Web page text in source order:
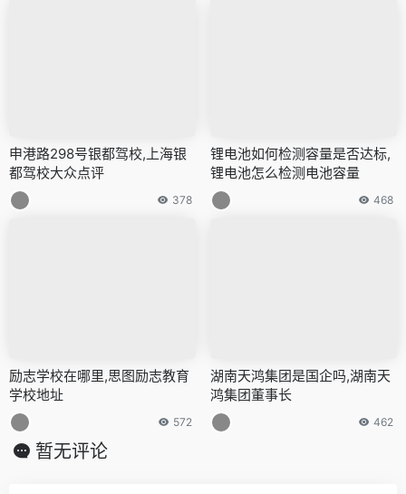
申港路298号银都驾校,上海银
都驾校大众点评
378
锂电池如何检测容量是否达标,
锂电池怎么检测电池容量
468
励志学校在哪里,思图励志教育
学校地址
572
湖南天鸿集团是国企吗,湖南天
鸿集团董事长
462
暂无评论